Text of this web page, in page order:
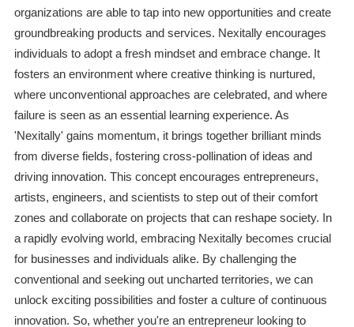
organizations are able to tap into new opportunities and create
groundbreaking products and services. Nexitally encourages
individuals to adopt a fresh mindset and embrace change. It
fosters an environment where creative thinking is nurtured,
where unconventional approaches are celebrated, and where
failure is seen as an essential learning experience. As
'Nexitally' gains momentum, it brings together brilliant minds
from diverse fields, fostering cross-pollination of ideas and
driving innovation. This concept encourages entrepreneurs,
artists, engineers, and scientists to step out of their comfort
zones and collaborate on projects that can reshape society. In
a rapidly evolving world, embracing Nexitally becomes crucial
for businesses and individuals alike. By challenging the
conventional and seeking out uncharted territories, we can
unlock exciting possibilities and foster a culture of continuous
innovation. So, whether you're an entrepreneur looking to